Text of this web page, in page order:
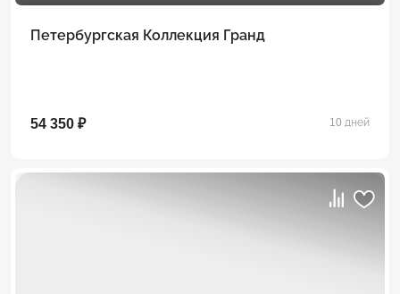
Петербургская Коллекция Гранд
54 350 ₽ 10 дней